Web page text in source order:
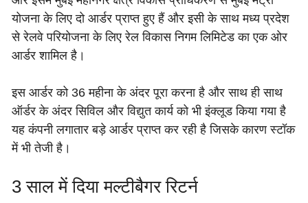
योजना के लिए दो आर्डर प्राप्त हुए हैं और इसी के साथ मध्य प्रदेश
से रेलवे परियोजना के लिए रेल विकास निगम लिमिटेड का एक ओर
आर्डर शामिल है।
इस आर्डर को 36 महीना के अंदर पूरा करना है और साथ ही साथ
ऑर्डर के अंदर सिविल और विद्युत कार्य को भी इंक्लूड किया गया है
यह कंपनी लगातार बड़े आर्डर प्राप्त कर रही है जिसके कारण स्टॉक
में भी तेजी है।
3 साल में दिया मल्टीबैगर रिटर्न